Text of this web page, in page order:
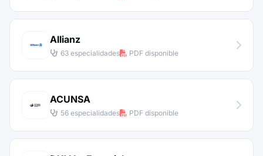
Allianz
63 especialidades PDF disponible
ACUNSA
56 especialidades PDF disponible